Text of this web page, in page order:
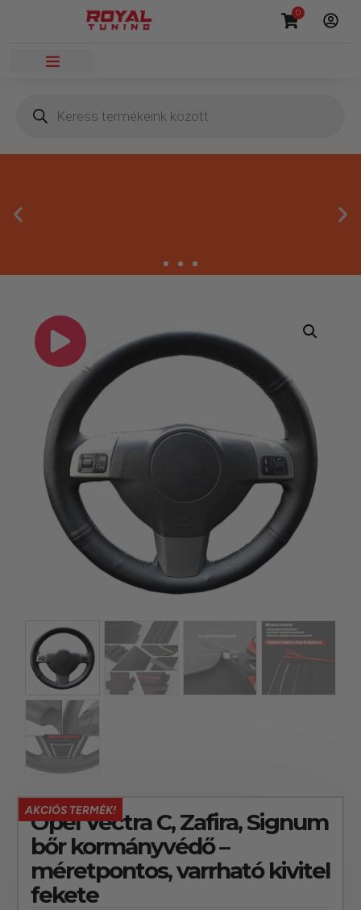
0
Gyors rendelésfeldolgozással segítünk, hogy hamar
kézhez kapd a csomagod.
AKCIÓS TERMÉK!
Opel Vectra C, Zafira, Signum
bőr kormányvédő –
méretpontos, varrható kivitel
fekete